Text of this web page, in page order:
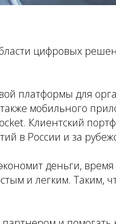
цифровых
платформы для
мобильного
Клиентский
в России и за
деньги,
и легким. Таким,